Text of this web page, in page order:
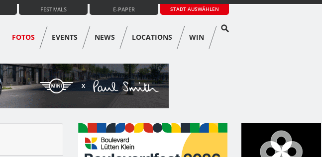
STADT AUSWÄHLEN
E-PAPER
FESTIVALS
FOTOS EVENTS NEWS LOCATIONS WIN